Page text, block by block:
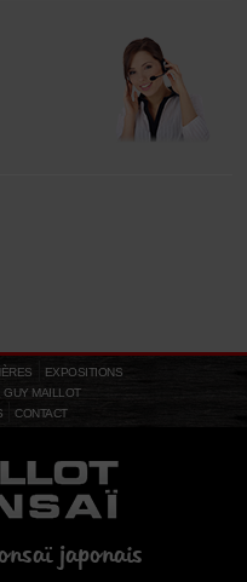
EXPOSITIONS
GUY MAILLOT
CONTACT
japonais